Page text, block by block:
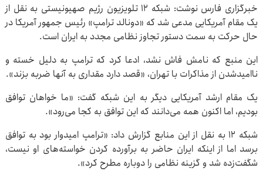
خبرگزاری فارس نوشت: شبکه ۱۲ تلویزیون رژیم صهیونیستی به نقل از
یک مقام آمریکایی مدعی شد که «دونالد ترامپ» رئیس جمهور آمریکا در
حال حرکت به سمت دستور تجاوز نظامی مجدد به ایران است.
این منبع که نامش فاش نشد، ادعا کرد که ترامپ به دلیل خسته و
ناامیدشدن از مذاکرات با تهران، «قصد دارد مقداری به آنها ضربه بزند».
یک مقام ارشد آمریکایی دیگر به این شبکه گفت: «ما خواهان توافق
بودیم، اما اکنون همه می‌دانند که این توافق به کجا می‌رود».
شبکه ۱۲ به نقل از این منابع گزارش داد:‌ «ترامپ امیدوار بود به توافق
برسد اما از اینکه ایران حاضر به برآورده کردن خواسته‌های او نیست،
شگفت‌زده شد و گزینه نظامی را دوباره مطرح کرد».